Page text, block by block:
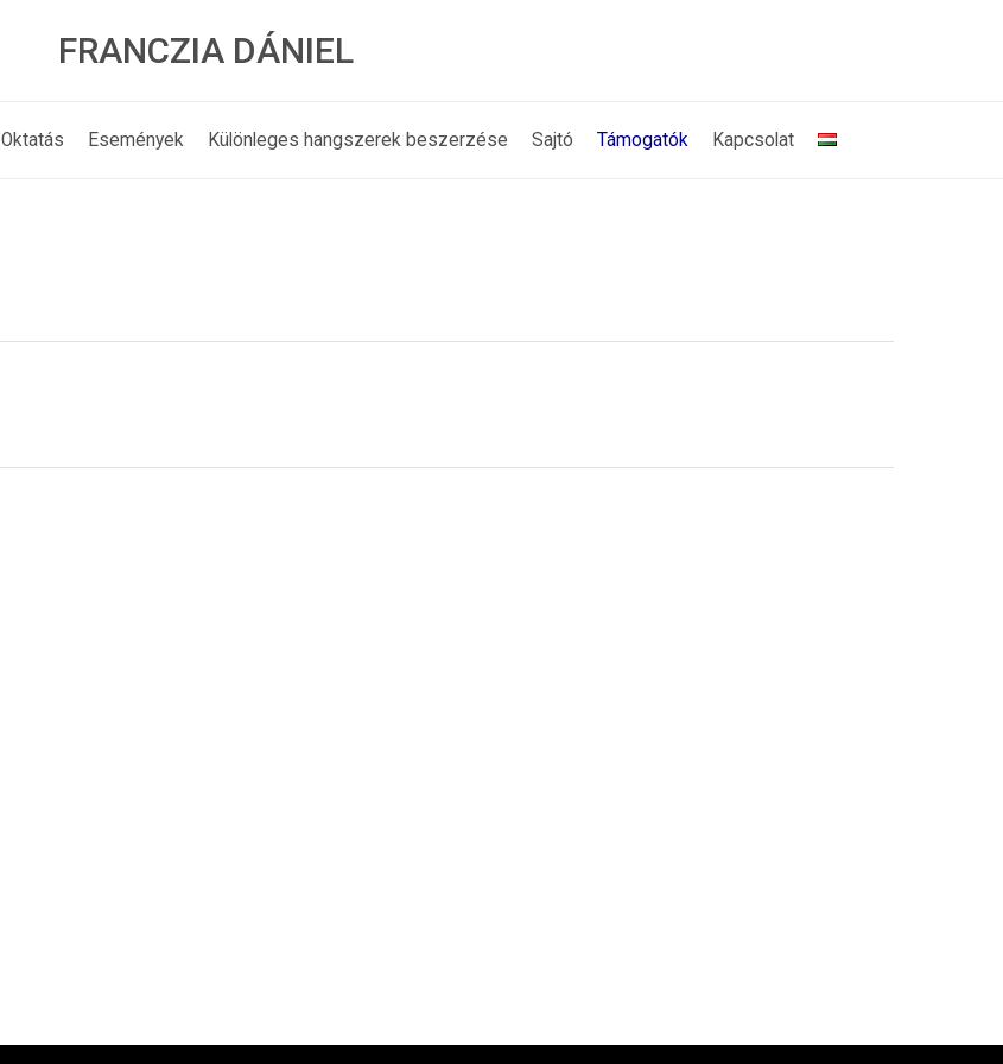
FRANCZIA DÁNIEL
Oktatás Események Különleges hangszerek beszerzése Sajtó Támogatók Kapcsolat